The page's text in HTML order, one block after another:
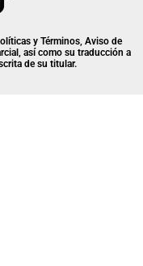
y Términos, Aviso de
así como su traducción a
de su titular.